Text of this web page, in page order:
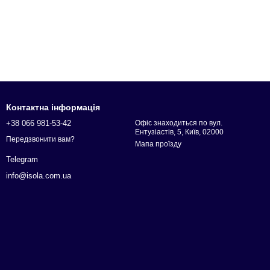
Контактна інформація
+38 066 981-53-42
Передзвонити вам?
Telegram
info@isola.com.ua
Офіс знаходиться по вул.
Ентузіастів, 5, Київ, 02000
Мапа проїзду